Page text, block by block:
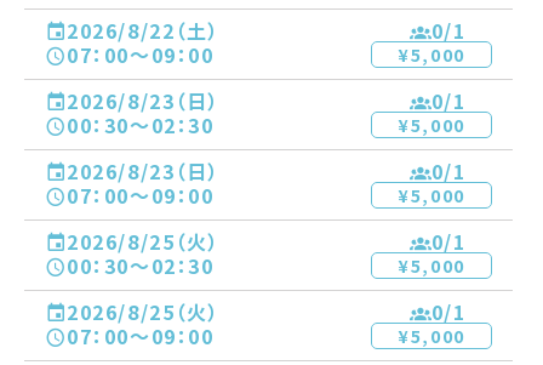
2026/8/22（土）
07：00〜09：00
0/1
¥5,000
2026/8/23（日）
00：30〜02：30
0/1
¥5,000
2026/8/23（日）
07：00〜09：00
0/1
¥5,000
2026/8/25（火）
00：30〜02：30
0/1
¥5,000
2026/8/25（火）
07：00〜09：00
0/1
¥5,000